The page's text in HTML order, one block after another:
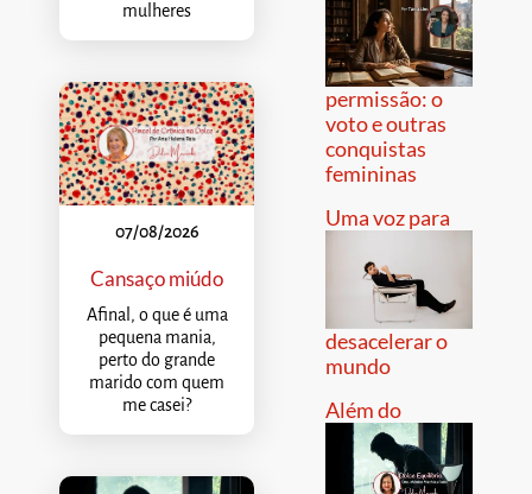
mulheres
07/08/2026
Cansaço miúdo
Afinal, o que é uma
pequena mania,
perto do grande
marido com quem
me casei?
permissão: o
voto e outras
conquistas
femininas
Uma voz para
desacelerar o
mundo
Além do